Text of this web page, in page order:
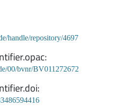
handle/repository/4697
00/bvnr/BV011272672